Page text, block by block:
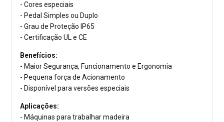
- Cores especiais
- Pedal Simples ou Duplo
- Grau de Proteção IP65
- Certificação UL e CE
Benefícios:
- Maior Segurança, Funcionamento e Ergonomia
- Pequena força de Acionamento
- Disponível para versões especiais
Aplicações:
- Máquinas para trabalhar madeira